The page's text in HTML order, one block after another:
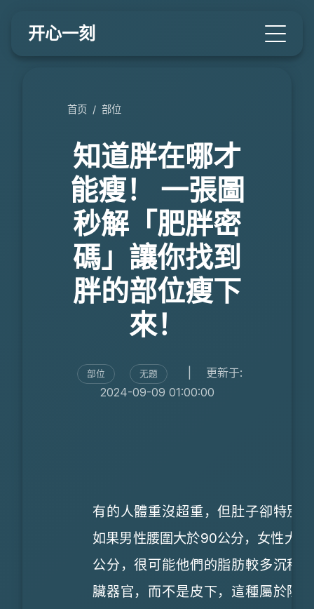
开心一刻
首页 / 部位
知道胖在哪才
能瘦！ 一張圖
秒解「肥胖密
碼」讓你找到
胖的部位瘦下
來！
部位 无题
更新于:
2024-09-09 01:00:00
有的人體重沒超重，但肚子卻特別
如果男性腰圍大於90公分，女性大
公分，很可能他們的脂肪較多沉積
臟器官，而不是皮下，這種屬於隱